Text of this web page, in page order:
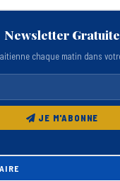
Newsletter Gratuite
chaque matin dans
JE M'ABONNE